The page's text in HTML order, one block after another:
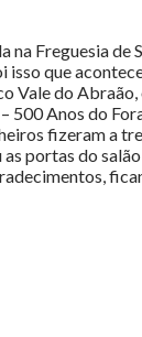
na Freguesia de
isso que
Vale do
Anos do
fizeram a
portas do